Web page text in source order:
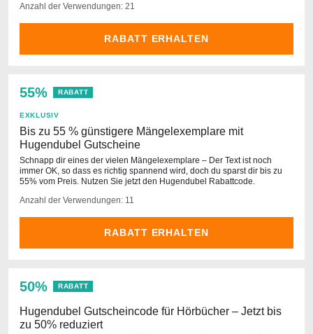
Anzahl der Verwendungen: 21
RABATT ERHALTEN
55% RABATT
EXKLUSIV
Bis zu 55 % günstigere Mängelexemplare mit
Hugendubel Gutscheine
Schnapp dir eines der vielen Mängelexemplare – Der Text ist noch
immer OK, so dass es richtig spannend wird, doch du sparst dir bis zu
55% vom Preis. Nutzen Sie jetzt den Hugendubel Rabattcode.
Anzahl der Verwendungen: 11
RABATT ERHALTEN
50% RABATT
Hugendubel Gutscheincode für Hörbücher – Jetzt bis
zu 50% reduziert